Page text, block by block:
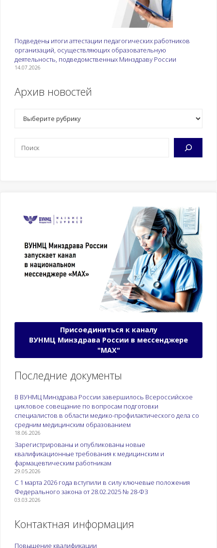
Подведены итоги аттестации педагогических работников
организаций, осуществляющих образовательную
деятельность, подведомственных Минздраву России
14.07.2026
Архив новостей
Присоединиться к каналу
ВУНМЦ Минздрава России в мессенджере
"МАХ"
Последние документы
В ВУНМЦ Минздрава России завершилось Всероссийское
цикловое совещание по вопросам подготовки
специалистов в области медико-профилактического дела со
средним медицинским образованием
18.06.2026
Зарегистрированы и опубликованы новые
квалификационные требования к медицинским и
фармацевтическим работникам
29.05.2026
С 1 марта 2026 года вступили в силу ключевые положения
Федерального закона от 28.02.2025 № 28-ФЗ
03.03.2026
Контактная информация
Повышение квалификации